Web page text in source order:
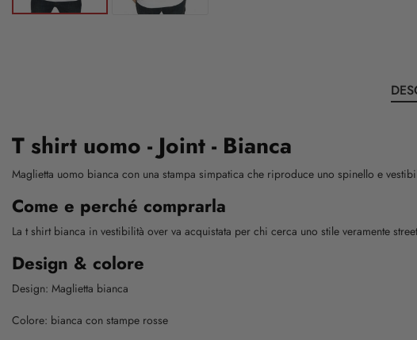
T shirt uomo - Joint - Bianca
Maglietta uomo bianca con una stampa simpatica che riproduce uno spinello e
Come e perché comprarla
La t shirt bianca in vestibilità over va acquistata per chi cerca uno stile veramente
Design & colore
Design: Maglietta bianca
Colore: bianca con stampe rosse